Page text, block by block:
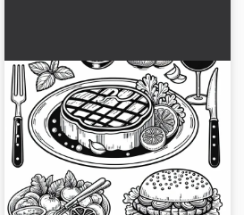
Steaks en plat principal
coloriage gratuit
Crée ton propre motif de steak !
Télécharge gratuitement le dessin
à colorier et commence tout de
suite !...